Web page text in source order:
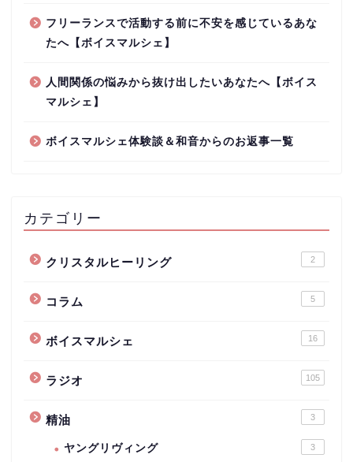
フリーランスで活動する前に不安を感じているあな
たへ【ボイスマルシェ】
人間関係の悩みから抜け出したいあなたへ【ボイス
マルシェ】
ボイスマルシェ体験談＆和音からのお返事一覧
カテゴリー
クリスタルヒーリング 2
コラム 5
ボイスマルシェ 16
ラジオ 105
精油 3
ヤングリヴィング 3